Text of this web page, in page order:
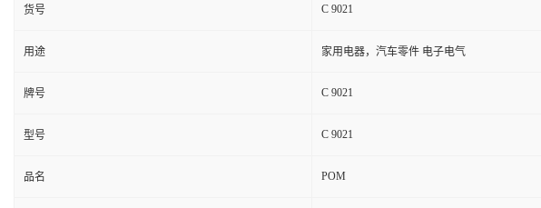
货号 C 9021
用途 家用电器，汽车零件 电子电气
牌号 C 9021
型号 C 9021
品名 POM